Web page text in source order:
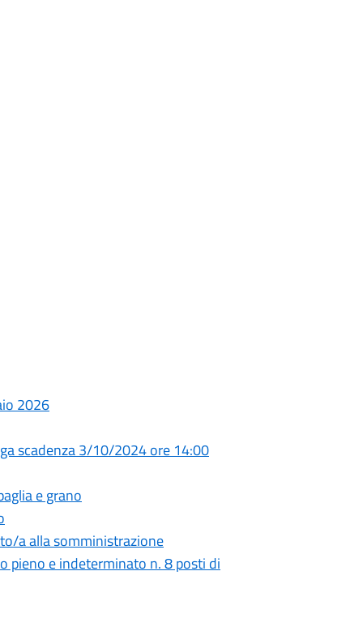
2026
scadenza 3/10/2024 ore 14:00
e grano
a alla somministrazione
pieno e indeterminato n. 8 posti di